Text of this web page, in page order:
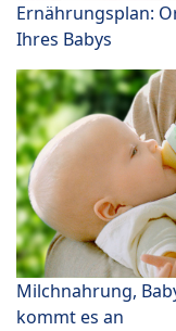
Ernährungsplan:
Ihres Babys
Milchnahrung,
kommt es an